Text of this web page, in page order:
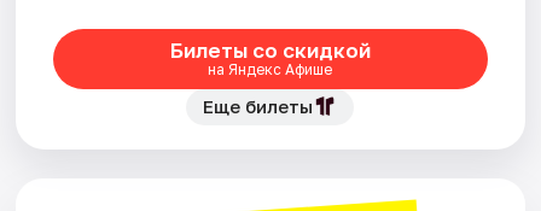
Билеты со скидкой
на Яндекс Афише
Еще билеты